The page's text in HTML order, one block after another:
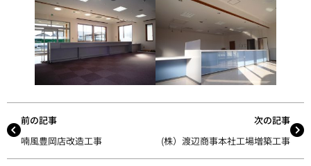
前の記事
喃風豊岡店改造工事
次の記事
(株）渡辺商事本社工場増築工事